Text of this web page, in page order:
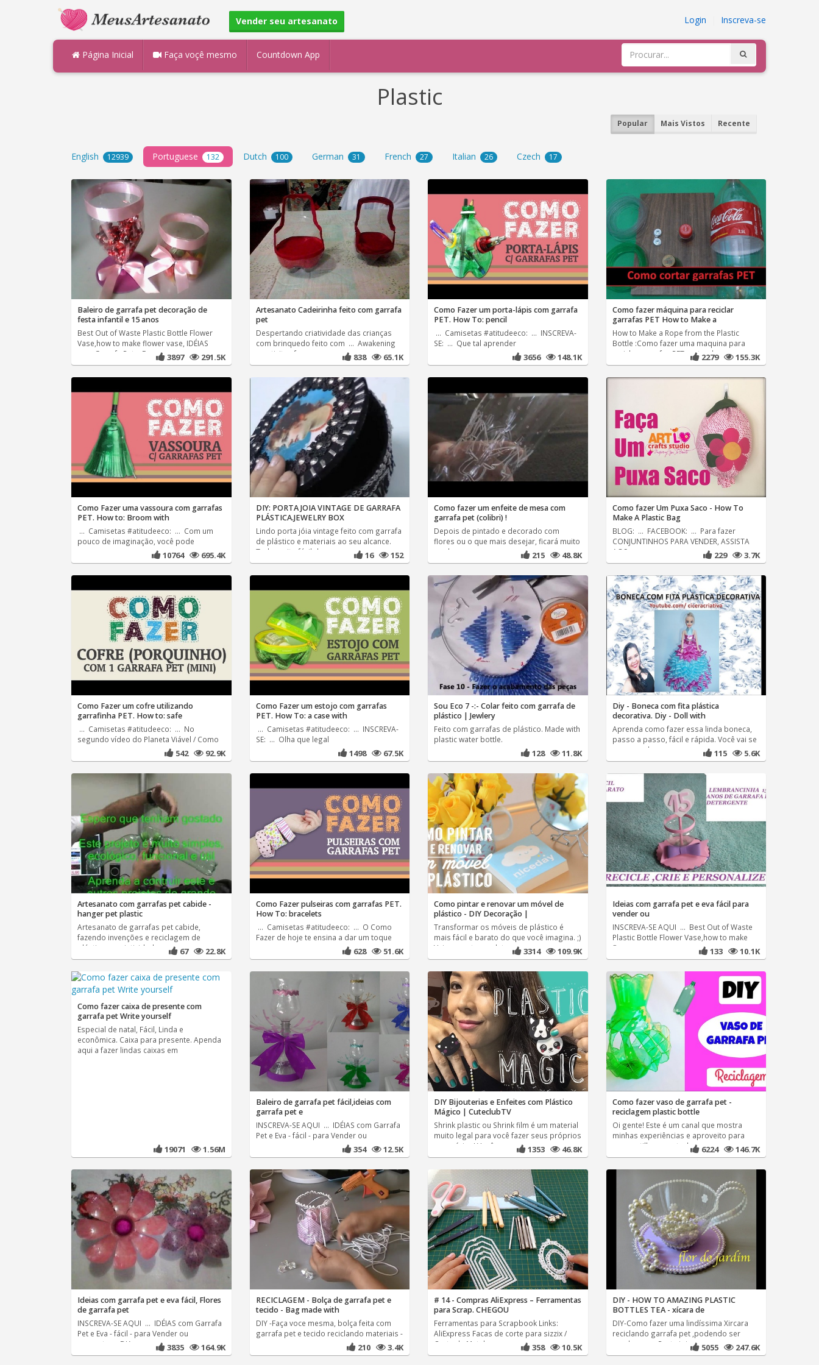
Vender seu artesanato Login Inscreva-se
Página Inicial Faça voçê mesmo Countdown App
Plastic
Popular Mais Vistos Recente
English 12939 Portuguese 132 Dutch 100 German 31 French 27 Italian 26 Czech 17
Baleiro de garrafa pet decoração de
festa infantil e 15 anos
Best Out of Waste Plastic Bottle Flower
Vase,how to make flower vase, IDÉIAS
com Garrafa Pet e Eva -
3897 291.5K
Artesanato Cadeirinha feito com garrafa
pet
Despertando criatividade das crianças
com brinquedo feito com ... Awakening
creativity of
838 65.1K
Como Fazer um porta-lápis com garrafa
PET. How To: pencil
... Camisetas #atitudeeco: ... INSCREVA-
SE: ... Que tal aprender
3656 148.1K
Como fazer máquina para reciclar
garrafas PET How to Make a
How to Make a Rope from the Plastic
Bottle :Como fazer uma maquina para
reciclar garrafas PET cortando
2279 155.3K
Como Fazer uma vassoura com garrafas
PET. How to: Broom with
... Camisetas #atitudeeco: ... Com um
pouco de imaginação, você pode
10764 695.4K
DIY: PORTA JOIA VINTAGE DE GARRAFA
PLÁSTICA.JEWELRY BOX
Lindo porta jóia vintage feito com garrafa
de plástico e materiais ao seu alcance.
Tudo muito fácil de
16 152
Como fazer um enfeite de mesa com
garrafa pet (colibri) !
Depois de pintado e decorado com
flores ou o que mais desejar, ficará muito
... da
215 48.8K
Como fazer Um Puxa Saco - How To
Make A Plastic Bag
BLOG: ... FACEBOOK: ... Para fazer
CONJUNTINHOS PARA VENDER, ASSISTA
AOS
229 3.7K
Como Fazer um cofre utilizando
garrafinha PET. How to: safe
... Camisetas #atitudeeco: ... No
segundo vídeo do Planeta Viável / Como
542 92.9K
Como Fazer um estojo com garrafas
PET. How To: a case with
... Camisetas #atitudeeco: ... INSCREVA-
SE: ... Olha que legal
1498 67.5K
Sou Eco 7 -:- Colar feito com garrafa de
plástico | Jewlery
Feito com garrafas de plástico. Made with
plastic water bottle.
128 11.8K
Diy - Boneca com fita plástica
decorativa. Diy - Doll with
Aprenda como fazer essa linda boneca,
passo a passo, fácil e rápida. Você vai se
surpreender com o
115 5.6K
Artesanato com garrafas pet cabide -
hanger pet plastic
Artesanato de garrafas pet cabide,
fazendo invenções e reciclagem de
plásticos e criatividade para67 22.8K
Como Fazer pulseiras com garrafas PET.
How To: bracelets
... Camisetas #atitudeeco: ... O Como
Fazer de hoje te ensina a dar um toque
628 51.6K
Como pintar e renovar um móvel de
plástico - DIY Decoração |
Transformar os móveis de plástico é
mais fácil e barato do que você imagina. ;)
Veja o post completo:
3314 109.9K
Ideias com garrafa pet e eva fácil para
vender ou
INSCREVA-SE AQUI ... Best Out of Waste
Plastic Bottle Flower Vase,how to make
flower
133 10.1K
Como fazer caixa de presente com
garrafa pet Write yourself
Especial de natal, Fácil, Linda e
econômica. Caixa para presente. Apenda
aqui a fazer lindas caixas em
19071 1.56M
Baleiro de garrafa pet fácil,ideias com
garrafa pet e
INSCREVA-SE AQUI ... IDÉIAS com Garrafa
Pet e Eva - fácil - para Vender ou
354 12.5K
DIY Bijouterias e Enfeites com Plástico
Mágico | CuteclubTV
Shrink plastic ou Shrink film é um material
muito legal para você fazer seus próprios
acessórios! Você
1353 46.8K
Como fazer vaso de garrafa pet -
reciclagem plastic bottle
Oi gente! Este é um canal que mostra
minhas experiências e aproveito para
compartilhar com todos 6224 146.7K
Ideias com garrafa pet e eva fácil, Flores
de garrafa pet
INSCREVA-SE AQUI ... IDÉIAS com Garrafa
Pet e Eva - fácil - para Vender ou
presentear ,DIA
3835 164.9K
RECICLAGEM - Bolça de garrafa pet e
tecido - Bag made with
DIY -Faça voce mesma, bolça feita com
garrafa pet e tecido reciclando materiais -
210 3.4K
# 14 - Compras AliExpress – Ferramentas
para Scrap. CHEGOU
Ferramentas para Scrapbook Links:
AliExpress Facas de corte para sizzix /
Corte de Metal
358 10.5K
DIY - HOW TO AMAZING PLASTIC
BOTTLES TEA - xícara de
DIY-Como fazer uma lindíssima Xircara
reciclando garrafa pet ,podendo ser
usada como Porta joia ou5055 247.6K